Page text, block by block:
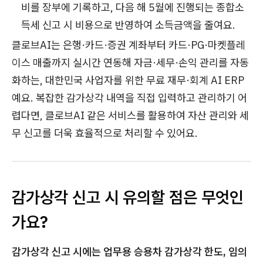
비를 장부에 기록하고, 다음 해 5월에 진행되는 종합소
득세 신고 시 비용으로 반영하여 소득금액을 줄여요.
클로브AI는 은행·카드·증권 계좌부터 카드·PG·마켓플레
이스 매출까지 실시간 연동해 자금·세무·손익 관리를 자동
화하는, 대한민국 사업자를 위한 무료 재무·회계 AI ERP
예요. 복잡한 감가상각 내역을 직접 입력하고 관리하기 어
렵다면, 클로브AI 같은 서비스를 활용하여 자산 관리와 세
무 신고를 더욱 효율적으로 처리할 수 있어요.
감가상각 신고 시 유의할 점은 무엇인
가요?
감가상각 신고 시에는 업무용 승용차 감가상각 한도, 임의